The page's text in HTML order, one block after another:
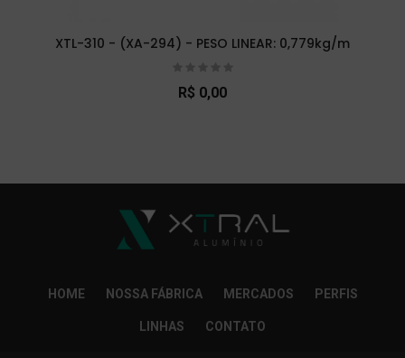
XTL-310 - (XA-294) - PESO LINEAR: 0,779kg/m
R$ 0,00
HOME NOSSA FÁBRICA MERCADOS PERFIS
LINHAS CONTATO